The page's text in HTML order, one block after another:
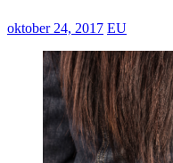
oktober 24, 2017 EU